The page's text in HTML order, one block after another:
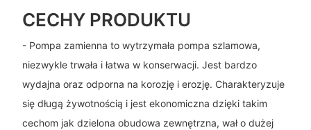
CECHY PRODUKTU
- Pompa zamienna to wytrzymała pompa szlamowa,
niezwykle trwała i łatwa w konserwacji. Jest bardzo
wydajna oraz odporna na korozję i erozję. Charakteryzuje
się długą żywotnością i jest ekonomiczna dzięki takim
cechom jak dzielona obudowa zewnętrzna, wał o dużej